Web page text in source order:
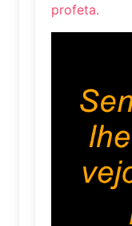
profeta.